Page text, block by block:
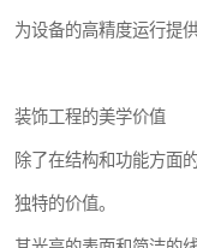
为设备的高精度运行提
装饰工程的美学价值
除了在结构和功能方面
独特的价值。